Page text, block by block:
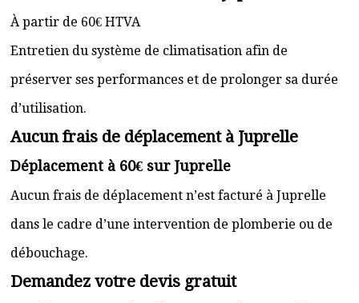
À partir de 60€ HTVA
Entretien du système de climatisation afin de
préserver ses performances et de prolonger sa durée
d’utilisation.
Aucun frais de déplacement à Juprelle
Déplacement à 60€ sur Juprelle
Aucun frais de déplacement n’est facturé à Juprelle
dans le cadre d’une intervention de plomberie ou de
débouchage.
Demandez votre devis gratuit